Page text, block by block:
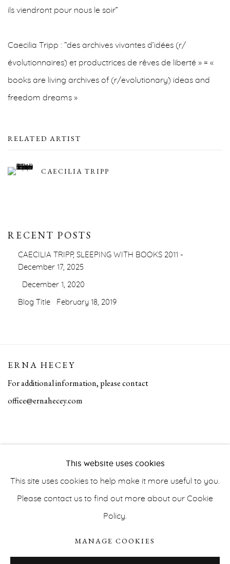
ils viendront pour nous le soir”
Caecilia Tripp : “des archives vivantes d’idées (r/
évolutionnaires) et productrices de rêves de liberté » = «
books are living archives of (r/evolutionary) ideas and
freedom dreams »
RELATED ARTIST
CAECILIA TRIPP
RECENT POSTS
CAECILIA TRIPP, SLEEPING WITH BOOKS 2011 -
December 17, 2025
December 1, 2020
Blog Title February 18, 2019
ERNA HECEY
For additional information, please contact
office@ernahecey.com
This website uses cookies
This site uses cookies to help make it more useful to you.
Please contact us to find out more about our Cookie
Policy.
MANAGE COOKIES